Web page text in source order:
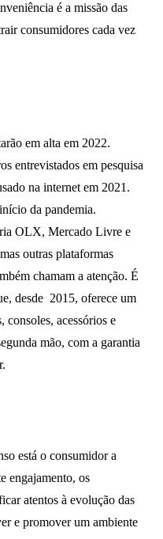
é a missão das
consumidores cada vez
em alta em 2022.
entrevistados em pesquisa
na internet em 2021.
da pandemia.
OLX, Mercado Livre e
outras plataformas
chamam a atenção. É
desde 2015, oferece um
consoles, acessórios e
mão, com a garantia
está o consumidor a
engajamento, os
atentos à evolução das
e promover um ambiente